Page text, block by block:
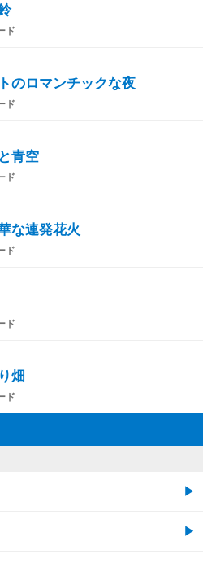
ド
のロマンチックな夜
ド
青空
ド
な連発花火
ド
ド
畑
ド